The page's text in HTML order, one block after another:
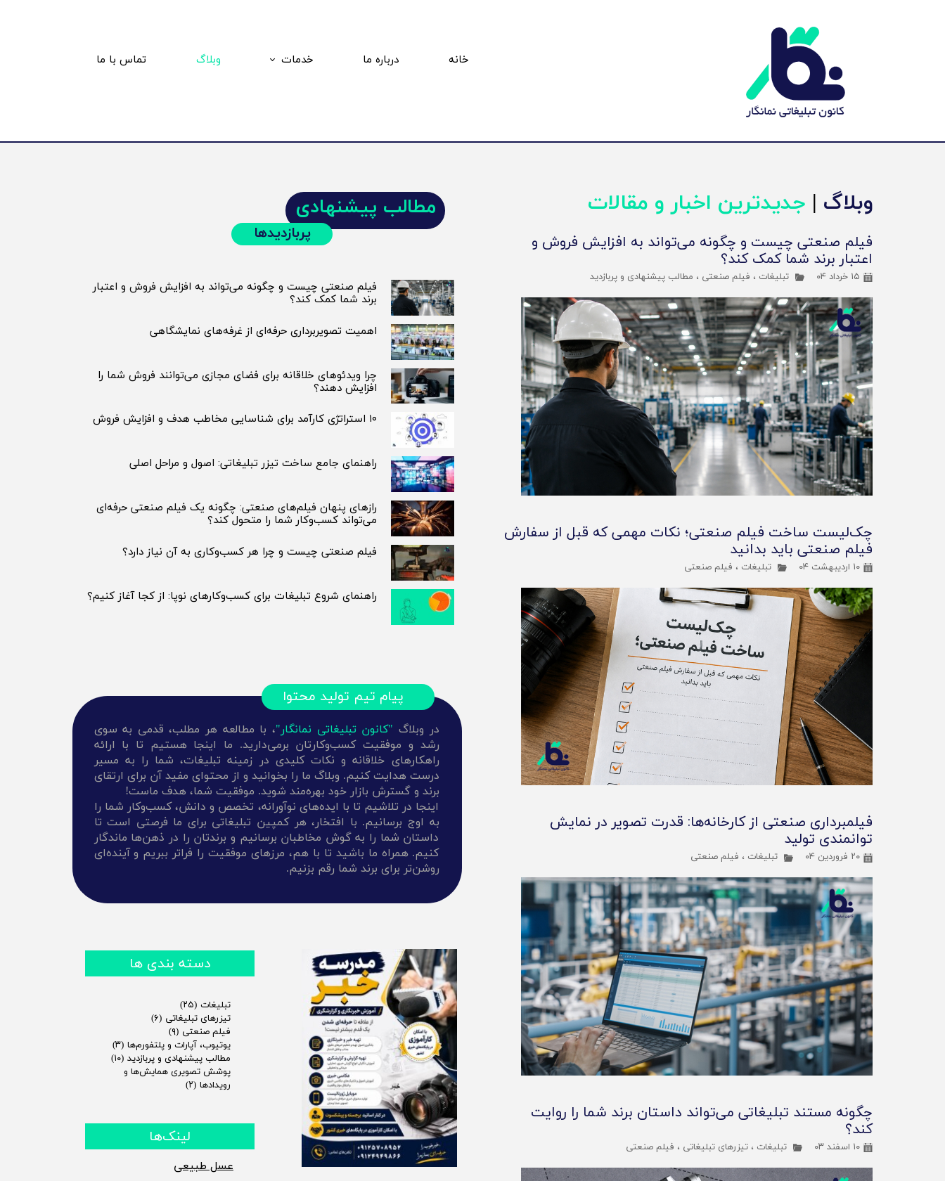
خانه درباره ما خدمات وبلاگ تماس با ما
فیلم صنعتی چیست و چگونه می‌تواند به افزایش فروش و
اعتبار برند شما کمک کند؟
۱۵ خرداد ۰۴ تبلیغات ، فیلم صنعتی ، مطالب پیشنهادی و پربازدید
چک‌لیست ساخت فیلم صنعتی؛ نکات مهمی که قبل از سفارش
فیلم صنعتی باید بدانید
۱۰ اردیبهشت ۰۴ تبلیغات ، فیلم صنعتی
فیلمبرداری صنعتی از کارخانه‌ها: قدرت تصویر در نمایش
توانمندی تولید
۲۰ فروردین ۰۴ تبلیغات ، فیلم صنعتی
چگونه مستند تبلیغاتی می‌تواند داستان برند شما را روایت
کند؟
۱۰ اسفند ۰۳ تبلیغات ،تیزرهای تبلیغاتی ، فیلم صنعتی
فیلم صنعتی چیست و چگونه می‌تواند به افزایش فروش و اعتبار
برند شما کمک کند؟
اهمیت تصویربرداری حرفه‌ای از غرفه‌های نمایشگاهی
چرا ویدئوهای خلاقانه برای فضای مجازی می‌توانند فروش شما را
افزایش دهند؟
۱۰ استراتژی کارآمد برای شناسایی مخاطب هدف و افزایش فروش
راهنمای جامع ساخت تیزر تبلیغاتی: اصول و مراحل اصلی
رازهای پنهان فیلم‌های صنعتی: چگونه یک فیلم صنعتی حرفه‌ای
می‌تواند کسب‌وکار شما را متحول کند؟
فیلم صنعتی چیست و چرا هر کسب‌وکاری به آن نیاز دارد؟
راهنمای شروع تبلیغات برای کسب‌وکارهای نوپا: از کجا آغاز کنیم؟
مطالب پیشنهادی
پربازدیدها
وبلاگ | جدیدترین اخبار و مقالات
پیام تیم تولید محتوا
در وبلاگ "کانون تبلیغاتی نمانگار"، با مطالعه هر مطلب، قدمی به سوی
رشد و موفقیت کسب‌وکارتان برمی‌دارید. ما اینجا هستیم تا با ارائه
راهکارهای خلاقانه و نکات کلیدی در زمینه تبلیغات، شما را به مسیر
درست هدایت کنیم. وبلاگ ما را بخوانید و از محتوای مفید آن برای ارتقای
برند و گسترش بازار خود بهره‌مند شوید. موفقیت شما، هدف ماست!
اینجا در تلاشیم تا با ایده‌های نوآورانه، تخصص و دانش، کسب‌وکار شما را
به اوج برسانیم. با افتخار، هر کمپین تبلیغاتی برای ما فرصتی است تا
داستان شما را به گوش مخاطبان برسانیم و برندتان را در ذهن‌ها ماندگار
کنیم. همراه ما باشید تا با هم، مرزهای موفقیت را فراتر ببریم و آینده‌ای
روشن‌تر برای برند شما رقم بزنیم.
دسته بندی ها
تبلیغات (۲۵)
تیزرهای تبلیغاتی (۶)
فیلم صنعتی (۹)
یوتیوب، آپارات و پلتفورم‌ها (۳)
مطالب پیشنهادی و پربازدید (۱۰)
پوشش تصویری همایش‌ها و
رویدادها (۲)
لینک‌ها
​عسل طبیعی